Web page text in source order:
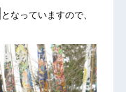
となっていますので、